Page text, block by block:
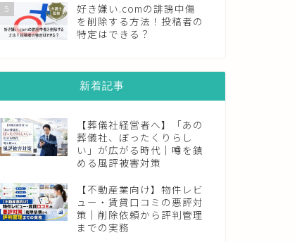
5
好き嫌い.comの誹謗中傷
を削除する方法！投稿者の
特定はできる？
新着記事
【葬儀社経営者へ】「あの
葬儀社、ぼったくりらし
い」が広がる時代｜噂を鎮
める風評被害対策
【不動産業向け】物件レビ
ュー・賃貸口コミの悪評対
策｜削除依頼から評判管理
までの実務